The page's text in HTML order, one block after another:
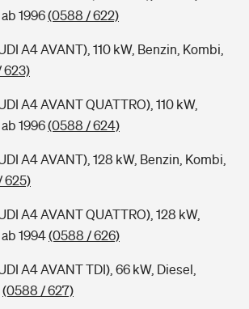
1996(0588 / 622)
A4 AVANT), 110 kW, Benzin, Kombi,
623)
A4 AVANT QUATTRO), 110 kW,
1996(0588 / 624)
A4 AVANT), 128 kW, Benzin, Kombi,
625)
A4 AVANT QUATTRO), 128 kW,
1994(0588 / 626)
A4 AVANT TDI), 66 kW, Diesel,
(0588 / 627)